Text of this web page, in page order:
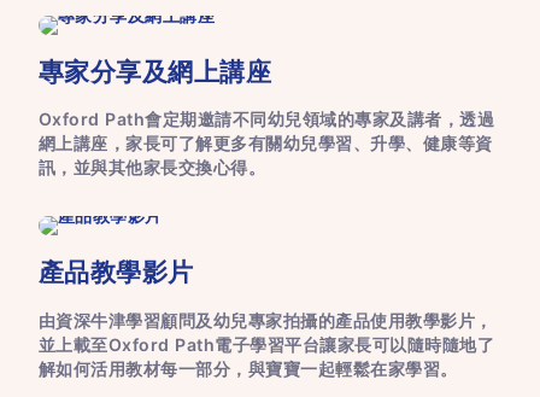
專家分享及網上講座
Oxford Path會定期邀請不同幼兒領域的專家及講者，透過
網上講座，家長可了解更多有關幼兒學習、升學、健康等資
訊，並與其他家長交換心得。
產品教學影片
由資深牛津學習顧問及幼兒專家拍攝的產品使用教學影片，
並上載至Oxford Path電子學習平台讓家長可以隨時隨地了
解如何活用教材每一部分，與寶寶一起輕鬆在家學習。​​